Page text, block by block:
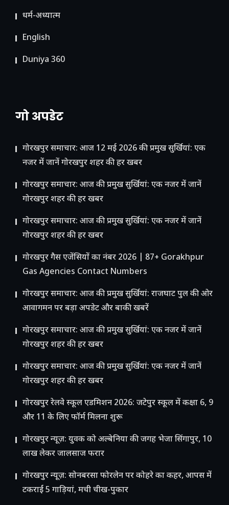
धर्म-अध्यात्म
English
Duniya 360
गो अपडेट
गोरखपुर समाचार: आज 12 मई 2026 की प्रमुख सुर्खियां: एक
नजर में जानें गोरखपुर शहर की हर खबर
गोरखपुर समाचार: आज की प्रमुख सुर्खियां: एक नजर में जानें
गोरखपुर शहर की हर खबर
गोरखपुर समाचार: आज की प्रमुख सुर्खियां: एक नजर में जानें
गोरखपुर शहर की हर खबर
गोरखपुर गैस एजेंसियों का नंबर 2026 | 87+ Gorakhpur
Gas Agencies Contact Numbers
गोरखपुर समाचार: आज की प्रमुख सुर्खियां: राजघाट पुल की ओर
आवागमन पर बड़ा अपडेट और बाकी खबरें
गोरखपुर समाचार: आज की प्रमुख सुर्खियां: एक नजर में जानें
गोरखपुर शहर की हर खबर
गोरखपुर समाचार: आज की प्रमुख सुर्खियां: एक नजर में जानें
गोरखपुर शहर की हर खबर
गोरखपुर रेलवे स्कूल एडमिशन 2026: जटेपुर स्कूल में कक्षा 6, 9
और 11 के लिए फॉर्म मिलना शुरू
गोरखपुर न्यूज़: युवक को अल्बेनिया की जगह भेजा सिंगापुर, 10
लाख लेकर जालसाज फरार
गोरखपुर न्यूज़: सोनबरसा फोरलेन पर कोहरे का कहर, आपस में
टकराईं 5 गाड़ियां, मची चीख-पुकार